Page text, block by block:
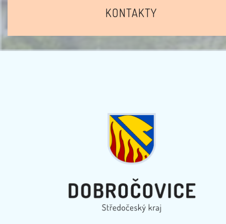
KONTAKTY